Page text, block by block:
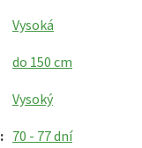
Vysoká
do 150 cm
Vysoký
: 70 - 77 dní